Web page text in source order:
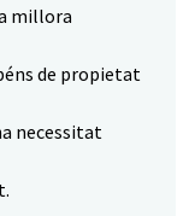
millora
de propietat
necessitat